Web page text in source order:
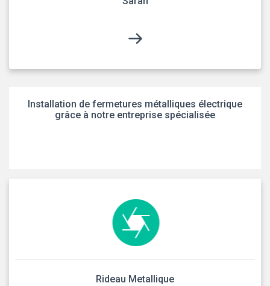
Installation de fermetures métalliques électrique
grâce à notre entreprise spécialisée
Rideau Metallique